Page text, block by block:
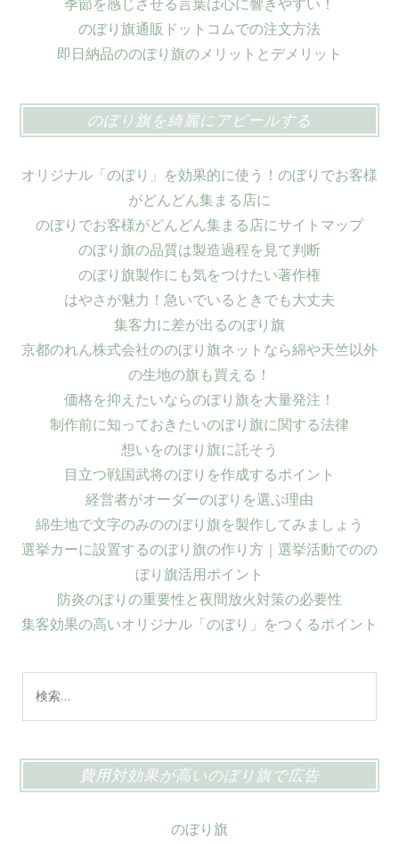
季節を感じさせる言葉は心に響きやすい！
のぼり旗通販ドットコムでの注文方法
即日納品ののぼり旗のメリットとデメリット
のぼり旗を綺麗にアピールする
オリジナル「のぼり」を効果的に使う！のぼりでお客様
がどんどん集まる店に
のぼりでお客様がどんどん集まる店にサイトマップ
のぼり旗の品質は製造過程を見て判断
のぼり旗製作にも気をつけたい著作権
はやさが魅力！急いでいるときでも大丈夫
集客力に差が出るのぼり旗
京都のれん株式会社ののぼり旗ネットなら綿や天竺以外
の生地の旗も買える！
価格を抑えたいならのぼり旗を大量発注！
制作前に知っておきたいのぼり旗に関する法律
想いをのぼり旗に託そう
目立つ戦国武将のぼりを作成するポイント
経営者がオーダーのぼりを選ぶ理由
綿生地で文字のみののぼり旗を製作してみましょう
選挙カーに設置するのぼり旗の作り方｜選挙活動でのの
ぼり旗活用ポイント
防炎のぼりの重要性と夜間放火対策の必要性
集客効果の高いオリジナル「のぼり」をつくるポイント
索:
費用対効果が高いのぼり旗で広告
のぼり旗